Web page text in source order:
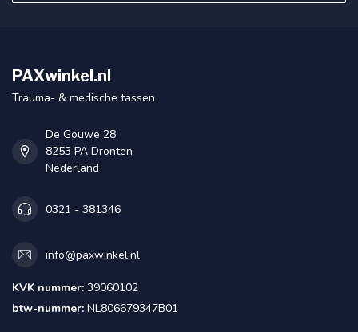
PAXwinkel.nl
Trauma- & medische tassen
De Gouwe 28
8253 PA Dronten
Nederland
0321 - 381346
info@paxwinkel.nl
KVK nummer: 39060102
btw-nummer: NL806679347B01